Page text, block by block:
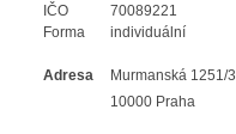
IČO
70089221
Forma
individuální
Adresa
Murmanská 1251/3
10000 Praha